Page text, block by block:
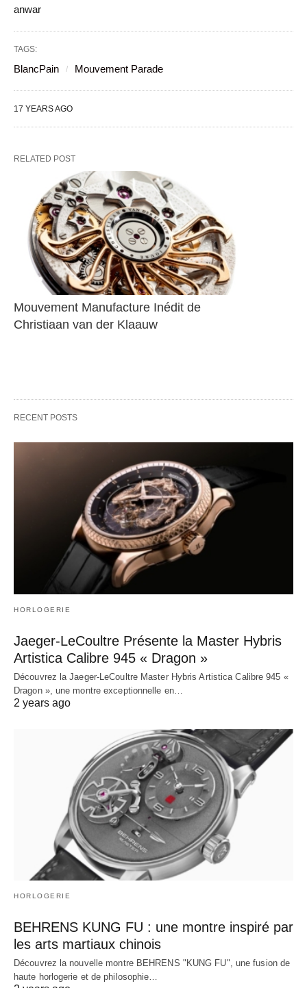
anwar
TAGS:
BlancPain Mouvement Parade
17 YEARS AGO
RELATED POST
Mouvement Manufacture Inédit de
Christiaan van der Klaauw
RECENT POSTS
HORLOGERIE
Jaeger-LeCoultre Présente la Master Hybris
Artistica Calibre 945 « Dragon »
Découvrez la Jaeger-LeCoultre Master Hybris Artistica Calibre 945 «
Dragon », une montre exceptionnelle en…
2 years ago
HORLOGERIE
BEHRENS KUNG FU : une montre inspiré par
les arts martiaux chinois
Découvrez la nouvelle montre BEHRENS "KUNG FU", une fusion de
haute horlogerie et de philosophie…